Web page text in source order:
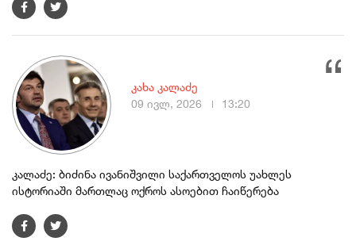
კალაძე: ბიძინა ივანიშვილი საქართველოს უახლეს
ისტორიაში მართლაც ოქროს ასოებით ჩაიწერება
კახა კალაძე
09 ივლ, 2026
13:20